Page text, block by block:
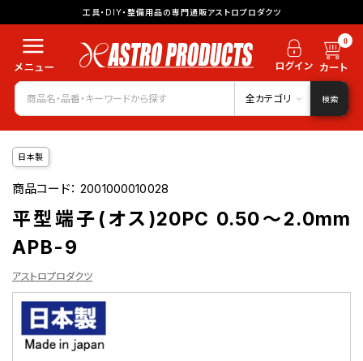
工具・DIY・整備用品の専門通販アストロプロダクツ
0
全カテゴリ 検索
日本製
商品コード：2001000010028
平型端子(オス)20PC 0.50～2.0mm
APB-9
アストロプロダクツ